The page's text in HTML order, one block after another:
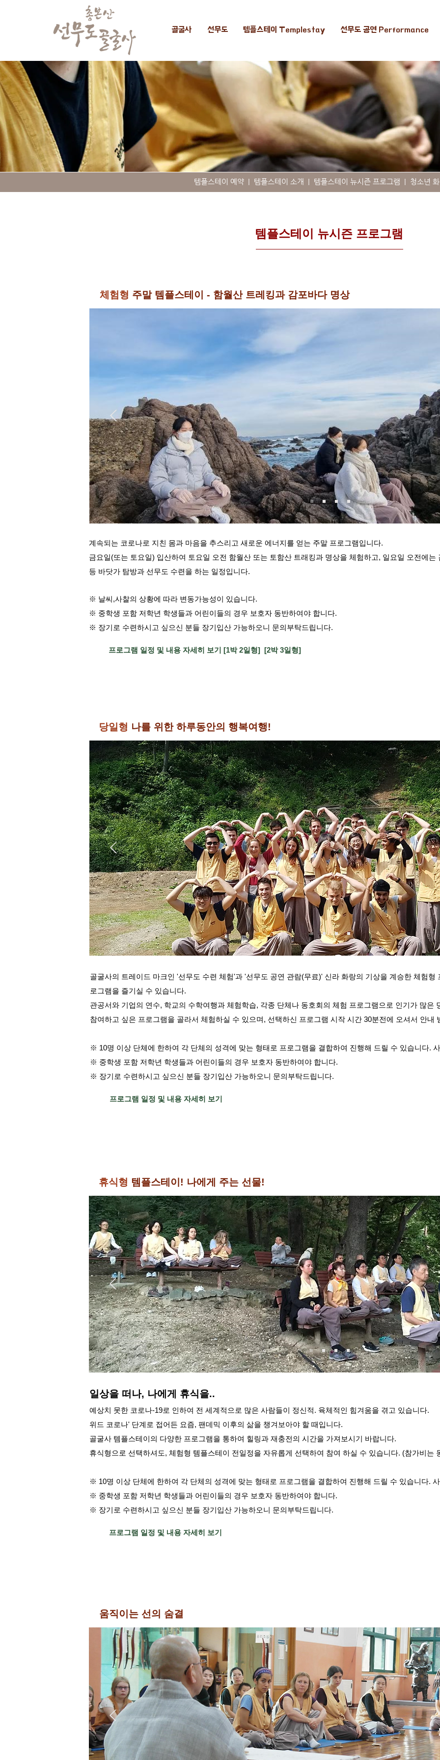
골굴사 선무도 템플스테이 Templestay 선무도 공연 Performance
​템플스테이 예약 | 템플스테이 소개 | 템플스테이 뉴시즌 프로그램 | 청소년
템플스테이 뉴시즌 프로그램
체험형 주말 템플스테이 - 함월산 트레킹과 감포바다 명상
계속되는 코로나로 지친 몸과 마음을 추스리고 새로운 에너지를 얻는 주말 프로그램입니다.
금요일(또는 토요일) 입산하여 토요일 오전 함월산 또는 토함산 트래킹과 명상을 체험하고, 일요일 오전에
등 바닷가 탐방과 선무도 수련을 하는 일정입니다.
※ 날씨,사찰의 상황에 따라 변동가능성이 있습니다.
※ 중학생 포함 저학년 학생들과 어린이들의 경우 보호자 동반하여야 합니다.
※ 장기로 수련하시고 싶으신 분들 장기입산 가능하오니 문의부탁드립니다.
프로그램 일정 및 내용 자세히 보기 [1박 2일형] [2박 3일형]
당일형 나를 위한 하루동안의 행복여행!
골굴사의 트레이드 마크인 '선무도 수련 체험'과 '선무도 공연 관람(무료)' 신라 화랑의 기상을 계승한 체험
로그램을 즐기실 수 있습니다.
관공서와 기업의 연수, 학교의 수학여행과 체험학습, 각종 단체나 동호회의 체험 프로그램으로 인기가 많은
참여하고 싶은 프로그램을 골라서 체험하실 수 있으며, 선택하신 프로그램 시작 시간 30분전에 오셔서 안내
※ 10명 이상 단체에 한하여 각 단체의 성격에 맞는 형태로 프로그램을 결합하여 진행해 드릴 수 있습니다.
※ 중학생 포함 저학년 학생들과 어린이들의 경우 보호자 동반하여야 합니다.
※ 장기로 수련하시고 싶으신 분들 장기입산 가능하오니 문의부탁드립니다.
프로그램 일정 및 내용 자세히 보기
휴식형 템플스테이! 나에게 주는 선물!
일상을 떠나, 나에게 휴식을..
예상치 못한 코로나-19로 인하여 전 세계적으로 많은 사람들이 정신적. 육체적인 힘겨움을 겪고 있습니다.
위드 코로나' 단계로 접어든 요즘, 팬데믹 이후의 삶을 챙겨보아야 할 때입니다.
골굴사 템플스테이의 다양한 프로그램을 통하여 힐링과 재충전의 시간을 가져보시기 바랍니다.
휴식형으로 선택하셔도, 체험형 템플스테이 전일정을 자유롭게 선택하여 참여 하실 수 있습니다. (참가비는
※ 10명 이상 단체에 한하여 각 단체의 성격에 맞는 형태로 프로그램을 결합하여 진행해 드릴 수 있습니다.
※ 중학생 포함 저학년 학생들과 어린이들의 경우 보호자 동반하여야 합니다.
※ 장기로 수련하시고 싶으신 분들 장기입산 가능하오니 문의부탁드립니다.
프로그램 일정 및 내용 자세히 보기
움직이는 선의 숨결